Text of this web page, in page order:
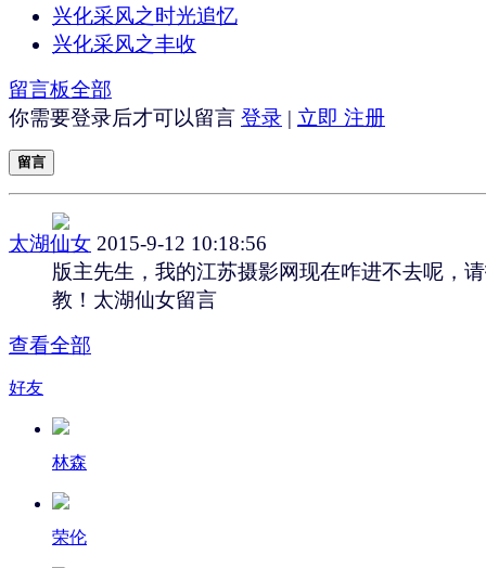
兴化采风之时光追忆
兴化采风之丰收
留言板全部
你需要登录后才可以留言 登录 | 立即 注册
留言
太湖仙女 2015-9-12 10:18:56
版主先生，我的江苏摄影网现在咋进不去呢，
教！太湖仙女留言
查看全部
好友
林森
荣伦